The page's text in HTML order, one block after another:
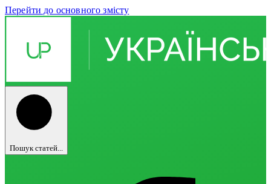
Перейти до основного змісту
Пошук статей...